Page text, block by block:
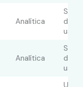
Analítica
Se
Analítica
Se